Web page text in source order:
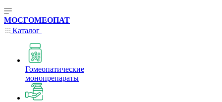
МОСГОМЕОПАТ
Каталог
Гомеопатические
монопрепараты